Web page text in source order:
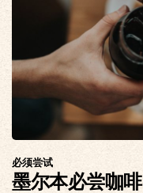
必须尝试
墨尔本必尝咖啡